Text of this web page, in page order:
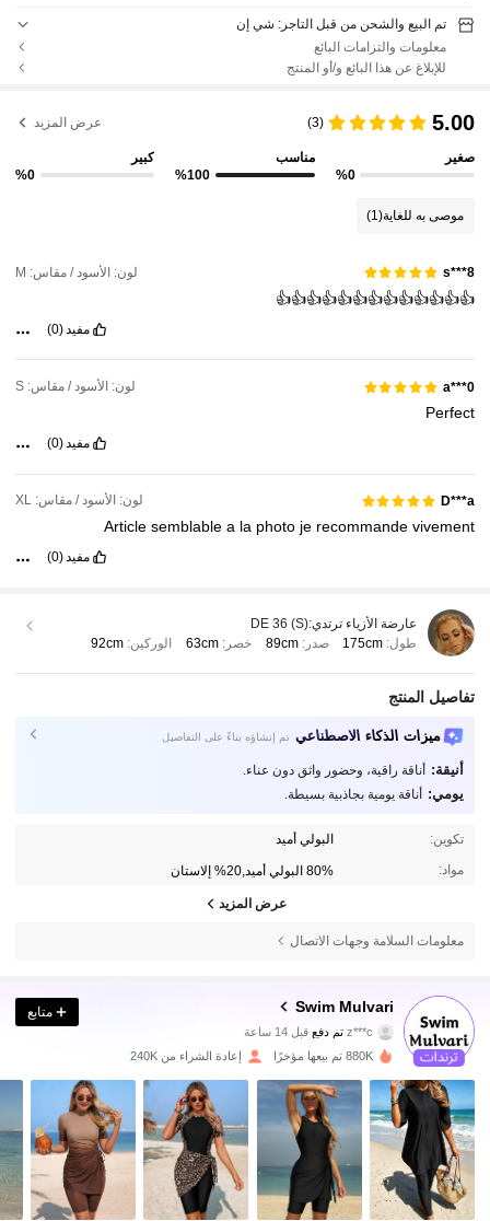
تم البيع والشحن من قبل التاجر: شي إن
معلومات والتزامات البائع
للإبلاغ عن هذا البائع و/أو المنتج
5.00
(3) عرض المزيد
صغير
%0
مناسب
%100
كبير
%0
موصى به للغاية(1)
s***8 لون: الأسود / مقاس: M
👍👍👍👍👍👍👍👍👍👍👍👍👍
مفيد(0)
a***0 لون: الأسود / مقاس: S
Perfect
مفيد(0)
D***a لون: الأسود / مقاس: XL
Article semblable a la photo je recommande vivement
مفيد(0)
عارضة الأزياء ترتدي:DE 36 (S)
طول: 175cm صدر:89cm خصر: 63cm الوركين: 92cm
تفاصيل المنتج
ميزات الذكاء الاصطناعي تم إنشاؤه بناءً على التفاصيل
أنيقة: أناقة راقية، وحضور واثق دون عناء.
يومي: أناقة يومية بجاذبية بسيطة.
تكوين: البولي أميد
مواد: 80% البولي أميد,20% إلاستان
عرض المزيد
معلومات السلامة وجهات الاتصال
Swim Mulvari
4.86
92K متابعون
a***rتمت متابعة منذ 30 دقيقة
92K متابعون
4.86 92K متابعون
4.86 92K متابعون
متابع
880K تم بيعها مؤخرًا إعادة الشراء من 240K